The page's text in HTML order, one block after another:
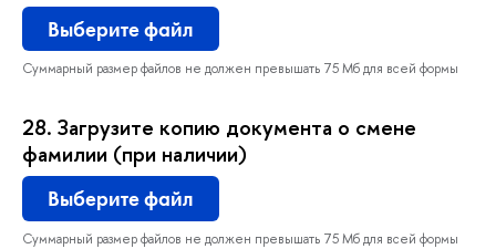
ыберите файл
Суммарный размер файлов не должен превышать 75 Мб для всей формы
28. Загрузите копию документа о смене
фамилии (при наличии)
ыберите файл
Суммарный размер файлов не должен превышать 75 Мб для всей формы